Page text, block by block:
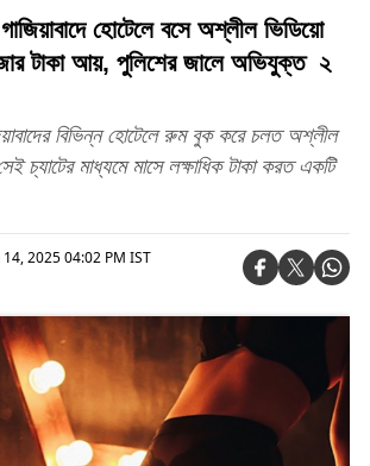
হোটেলে বসে অশ্লীল ভিডিয়ো
টাকা আয়, পুলিশের জালে অভিযুক্ত ২
বিভিন্ন হোটেলে রুম বুক করে চলত অশ্লীল
চ্যাটের মাধ্যমে মাসে লক্ষাধিক টাকা করত একটি
14, 2025 04:02 PM IST